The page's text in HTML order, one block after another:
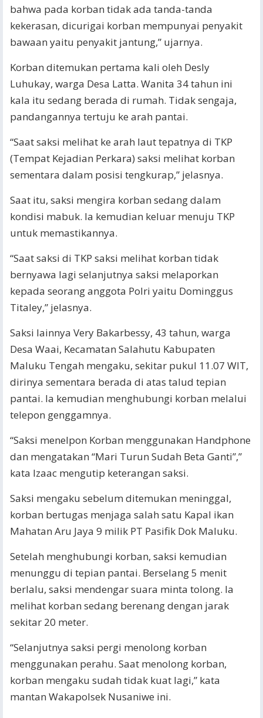
bahwa pada korban tidak ada tanda-tanda
kekerasan, dicurigai korban mempunyai penyakit
bawaan yaitu penyakit jantung,” ujarnya.
Korban ditemukan pertama kali oleh Desly
Luhukay, warga Desa Latta. Wanita 34 tahun ini
kala itu sedang berada di rumah. Tidak sengaja,
pandangannya tertuju ke arah pantai.
“Saat saksi melihat ke arah laut tepatnya di TKP
(Tempat Kejadian Perkara) saksi melihat korban
sementara dalam posisi tengkurap,” jelasnya.
Saat itu, saksi mengira korban sedang dalam
kondisi mabuk. Ia kemudian keluar menuju TKP
untuk memastikannya.
“Saat saksi di TKP saksi melihat korban tidak
bernyawa lagi selanjutnya saksi melaporkan
kepada seorang anggota Polri yaitu Dominggus
Titaley,” jelasnya.
Saksi lainnya Very Bakarbessy, 43 tahun, warga
Desa Waai, Kecamatan Salahutu Kabupaten
Maluku Tengah mengaku, sekitar pukul 11.07 WIT,
dirinya sementara berada di atas talud tepian
pantai. Ia kemudian menghubungi korban melalui
telepon genggamnya.
“Saksi menelpon Korban menggunakan Handphone
dan mengatakan “Mari Turun Sudah Beta Ganti”,”
kata Izaac mengutip keterangan saksi.
Saksi mengaku sebelum ditemukan meninggal,
korban bertugas menjaga salah satu Kapal ikan
Mahatan Aru Jaya 9 milik PT Pasifik Dok Maluku.
Setelah menghubungi korban, saksi kemudian
menunggu di tepian pantai. Berselang 5 menit
berlalu, saksi mendengar suara minta tolong. Ia
melihat korban sedang berenang dengan jarak
sekitar 20 meter.
“Selanjutnya saksi pergi menolong korban
menggunakan perahu. Saat menolong korban,
korban mengaku sudah tidak kuat lagi,” kata
mantan Wakapolsek Nusaniwe ini.